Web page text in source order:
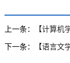
上一条： 【计算机学院
下一条： 【语言文学学